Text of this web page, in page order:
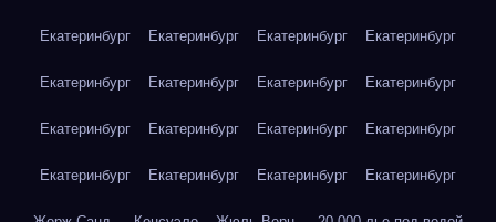
Екатеринбург Екатеринбург Екатеринбург Екатеринбург
Екатеринбург Екатеринбург Екатеринбург Екатеринбург
Екатеринбург Екатеринбург Екатеринбург Екатеринбург
Екатеринбург Екатеринбург Екатеринбург Екатеринбург